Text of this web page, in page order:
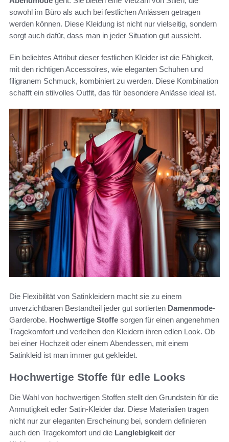
sowohl im Büro als auch bei festlichen Anlässen getragen
werden können. Diese Kleidung ist nicht nur vielseitig, sondern
sorgt auch dafür, dass man in jeder Situation gut aussieht.
Ein beliebtes Attribut dieser festlichen Kleider ist die Fähigkeit,
mit den richtigen Accessoires, wie eleganten Schuhen und
filigranem Schmuck, kombiniert zu werden. Diese Kombination
schafft ein stilvolles Outfit, das für besondere Anlässe ideal ist.
Die Flexibilität von Satinkleidern macht sie zu einem
unverzichtbaren Bestandteil jeder gut sortierten Damenmode-
Garderobe. Hochwertige Stoffe sorgen für einen angenehmen
Tragekomfort und verleihen den Kleidern ihren edlen Look. Ob
bei einer Hochzeit oder einem Abendessen, mit einem
Satinkleid ist man immer gut gekleidet.
Hochwertige Stoffe für edle Looks
Die Wahl von hochwertigen Stoffen stellt den Grundstein für die
Anmutigkeit edler Satin-Kleider dar. Diese Materialien tragen
nicht nur zur eleganten Erscheinung bei, sondern definieren
auch den Tragekomfort und die Langlebigkeit der